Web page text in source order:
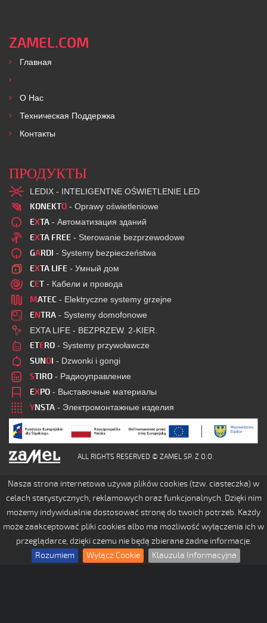
ZAMEL.COM
Главная
O Нас
Техническая Поддержка
Контакты
ПРОДУКТЫ
LEDIX - INTELIGENTNE OŚWIETLENIE LED
KONEKTO - Oprawy oświetleniowe
EXTA - Автоматизация зданий
EXTA FREE - Sterowanie bezprzewodowe
GARDI - Systemy bezpieczeństwa
EXTA LIFE - Умный дом
CET - Кабели и провода
MATEC - Elektryczne systemy grzejne
ENTRA - Systemy domofonowe
EXTA LIFE - BEZPRZEW. 2-KIER.
ETERO - Systemy przywoławcze
SUNDI - Dzwonki i gongi
STIRO - Радиоуправление
EXPO - Выставочные материалы
YNSTA - Электромонтажные изделия
ALL RIGHTS RESERVED © ZAMEL SP. Z O.O.
Nasza strona internetowa używa plików cookies (tzw. ciasteczka) w
celach statystycznych, reklamowych oraz funkcjonalnych. Dzięki nim
możemy indywidualnie dostosować stronę do twoich potrzeb. Każdy
może zaakceptować pliki cookies albo ma możliwość wyłączenia ich w
przeglądarce, dzięki czemu nie będą zbierane żadne informacje.
Rozumiem
Wyłącz Cookie Klauzula Informacyjna